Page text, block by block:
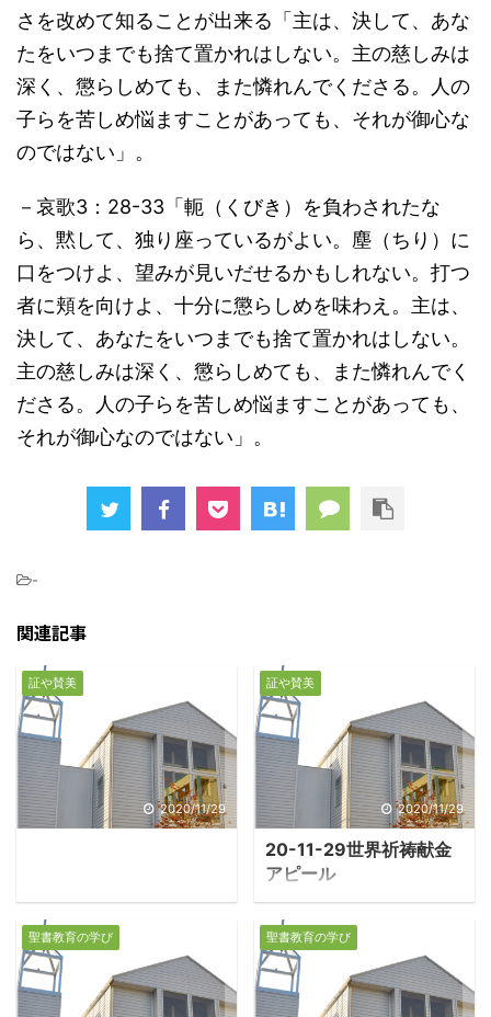
さを改めて知ることが出来る「主は、決して、あな
たをいつまでも捨て置かれはしない。主の慈しみは
深く、懲らしめても、また憐れんでくださる。人の
子らを苦しめ悩ますことがあっても、それが御心な
のではない」。
－哀歌3：28-33「軛（くびき）を負わされたな
ら、黙して、独り座っているがよい。塵（ちり）に
口をつけよ、望みが見いだせるかもしれない。打つ
者に頬を向けよ、十分に懲らしめを味わえ。主は、
決して、あなたをいつまでも捨て置かれはしない。
主の慈しみは深く、懲らしめても、また憐れんでく
ださる。人の子らを苦しめ悩ますことがあっても、
それが御心なのではない」。
-
関連記事
証や賛美
2020/11/29
証や賛美
2020/11/29
20-11-29世界祈祷献金
アピール
聖書教育の学び 聖書教育の学び